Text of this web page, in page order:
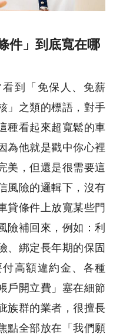
件」到底寬在哪
到「免保人、免薪
」之類的標語，對手
種看起來超寬鬆的車
為他就是戳中你心裡
美，但還是很需要這
風險的邏輯下，沒有
貸條件上放寬某些門
險補回來，例如：利
、綁定長年期的保固
高額違約金、各種
戶開立費」塞在細節
族群的業者，很擅長
點全部放在「我們願